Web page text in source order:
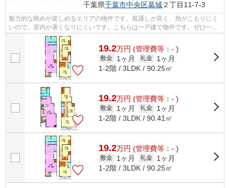
千葉県千葉市中央区葛城２丁目11-7-3
魅力的な眺めが楽しめるエリアの物件です。風通しが良く、熱がこもりにく
いので、室内が暑くなりにくいです。こちらは一戸建て物件です。ぜひ一度
見ていただきたい、「Kolet千葉葛城」...
19.2万円 (管理費等：- )
敷金 1ヶ月 礼金
1ヶ月
1-2階 / 3LDK / 90.25㎡
19.2万円 (管理費等：- )
敷金 1ヶ月 礼金
1ヶ月
1-2階 / 3LDK / 90.41㎡
19.2万円 (管理費等：- )
敷金 1ヶ月 礼金
1ヶ月
1-2階 / 3LDK / 90.25㎡